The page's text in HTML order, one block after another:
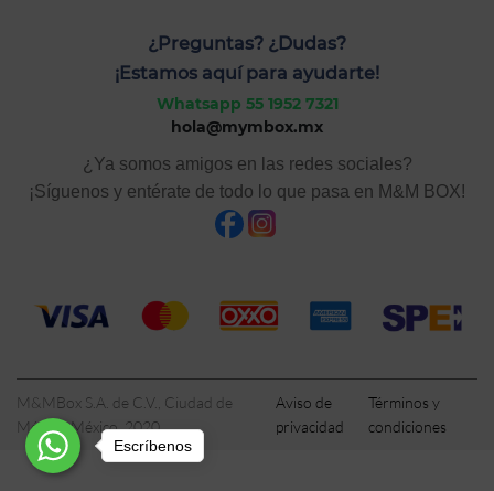
¿Preguntas? ¿Dudas?
¡Estamos aquí para ayudarte!
Whatsapp 55 1952 7321
hola@mymbox.mx
¿Ya somos amigos en las redes sociales?
¡Síguenos y entérate de todo lo que pasa en M&M BOX!
M&MBox S.A. de C.V., Ciudad de
México, México, 2020
Aviso de
privacidad
Términos y
condiciones
Escríbenos